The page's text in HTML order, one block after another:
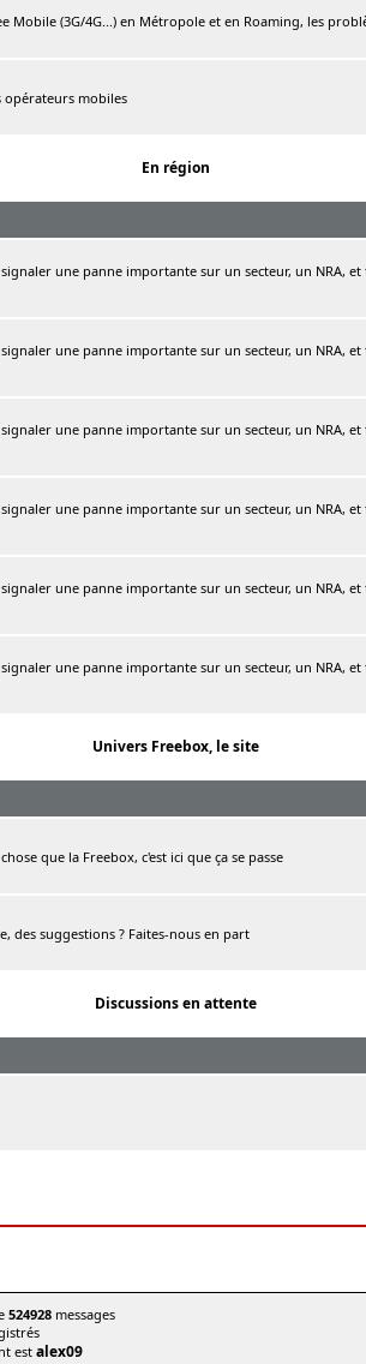
Mobile (3G/4G...) en Métropole et en Roaming, les
mobiles
En région
une panne importante sur un secteur, un NRA,
une panne importante sur un secteur, un NRA,
une panne importante sur un secteur, un NRA,
une panne importante sur un secteur, un NRA,
une panne importante sur un secteur, un NRA,
une panne importante sur un secteur, un NRA,
Univers Freebox, le site
que la Freebox, c'est ici que ça se passe
des suggestions ? Faites-nous en part
Discussions en attente
524928 messages
est alex09